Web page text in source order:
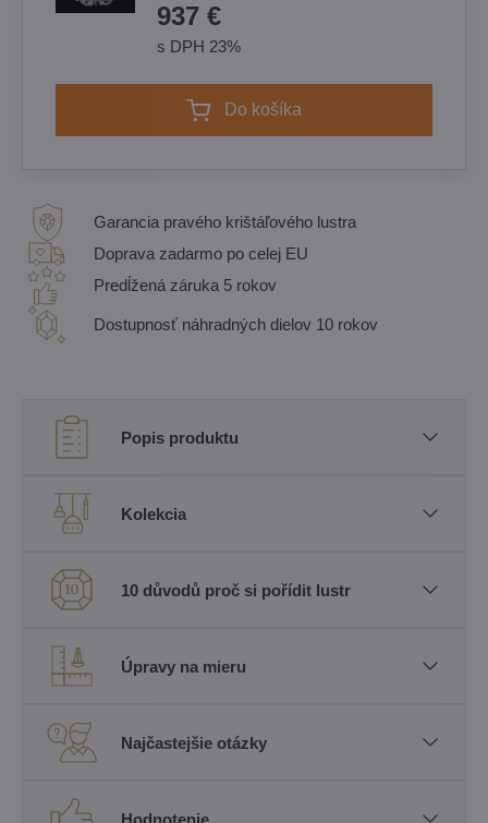
937 €
s DPH 23%
Do košíka
Garancia pravého krištáľového lustra
Doprava zadarmo po celej EU
Predĺžená záruka 5 rokov
Dostupnosť náhradných dielov 10 rokov
Popis produktu
Kolekcia
10 důvodů proč si pořídit lustr
Úpravy na mieru
Najčastejšie otázky
Hodnotenie